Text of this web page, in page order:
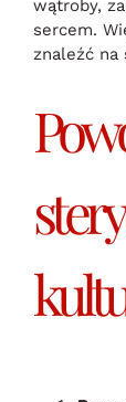
wątroby,
sercem.
znaleźć na